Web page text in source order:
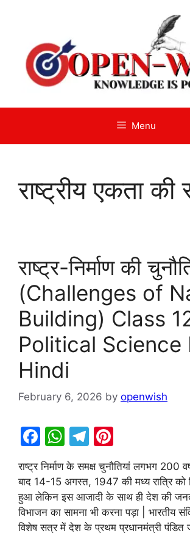
Menu
राष्ट्रीय एकता की
राष्ट्र-निर्माण की
(Challenges of
Building) Class
Political Science
Hindi
February 6, 2026 by openwish
F
a
c
e
b
W
h
at
s
A
T
e
gr
a
nt
er
e
st
राष्ट्र निर्माण के समक्ष चुनौतियां लगभग 200
बाद 14-15 अगस्त, 1947 की मध्य रात्रि को
हुआ लेकिन इस आजादी के साथ ही देश की
विभाजन का सामना भी करना पड़ा | भारतीय
विशेष सत्र में देश के प्रथम प्रधानमंत्री पंडित